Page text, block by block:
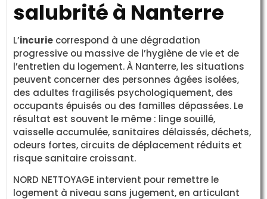
salubrité à Nanterre
L’incurie correspond à une dégradation
progressive ou massive de l’hygiène de vie et de
l’entretien du logement. À Nanterre, les situations
peuvent concerner des personnes âgées isolées,
des adultes fragilisés psychologiquement, des
occupants épuisés ou des familles dépassées. Le
résultat est souvent le même : linge souillé,
vaisselle accumulée, sanitaires délaissés, déchets,
odeurs fortes, circuits de déplacement réduits et
risque sanitaire croissant.
NORD NETTOYAGE intervient pour remettre le
logement à niveau sans jugement, en articulant